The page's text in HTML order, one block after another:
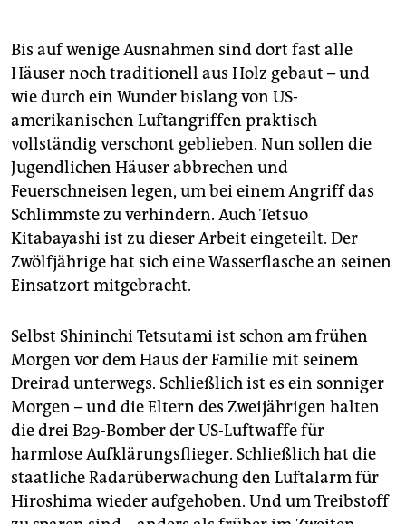
Bis auf wenige Ausnahmen sind dort fast alle
Häuser noch traditionell aus Holz gebaut – und
wie durch ein Wunder bislang von US-
amerikanischen Luftangriffen praktisch
vollständig verschont geblieben. Nun sollen die
Jugendlichen Häuser abbrechen und
Feuerschneisen legen, um bei einem Angriff das
Schlimmste zu verhindern. Auch Tetsuo
Kitabayashi ist zu dieser Arbeit eingeteilt. Der
Zwölfjährige hat sich eine Wasserflasche an seinen
Einsatzort mitgebracht.
Selbst Shininchi Tetsutami ist schon am frühen
Morgen vor dem Haus der Familie mit seinem
Dreirad unterwegs. Schließlich ist es ein sonniger
Morgen – und die Eltern des Zweijährigen halten
die drei B29-Bomber der US-Luftwaffe für
harmlose Aufklärungsflieger. Schließlich hat die
staatliche Radarüberwachung den Luftalarm für
Hiroshima wieder aufgehoben. Und um Treibstoff